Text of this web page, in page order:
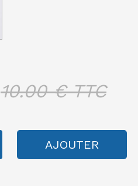
10.00€ TTC
AJOUTER